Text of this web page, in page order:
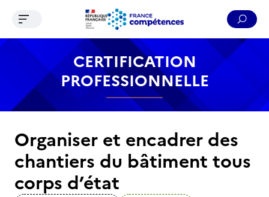
Contenu Recherche Menu Pied de page
Ouvrir le menu de navigation
CERTIFICATION
PROFESSIONNELLE
Organiser et encadrer des
chantiers du bâtiment tous
corps d’état